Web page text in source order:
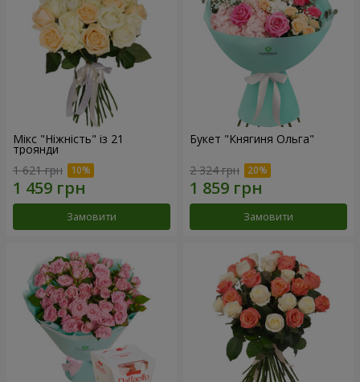
Мікс "Ніжність" із 21
троянди
1 621 грн
Замовити
Букет "Княгиня Ольга"
2 324 грн
Замовити